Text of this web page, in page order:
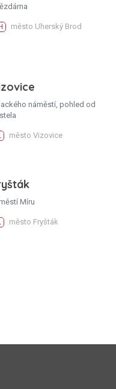
město Uherský Brod
náměstí, pohled od
město Vizovice
Míru
město Fryšták